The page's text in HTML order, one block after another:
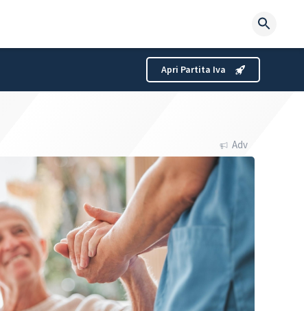
Apri Partita Iva
Adv